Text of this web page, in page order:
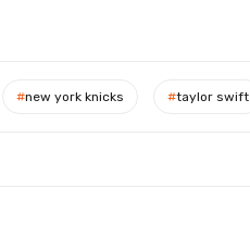
#new york knicks #taylor swift